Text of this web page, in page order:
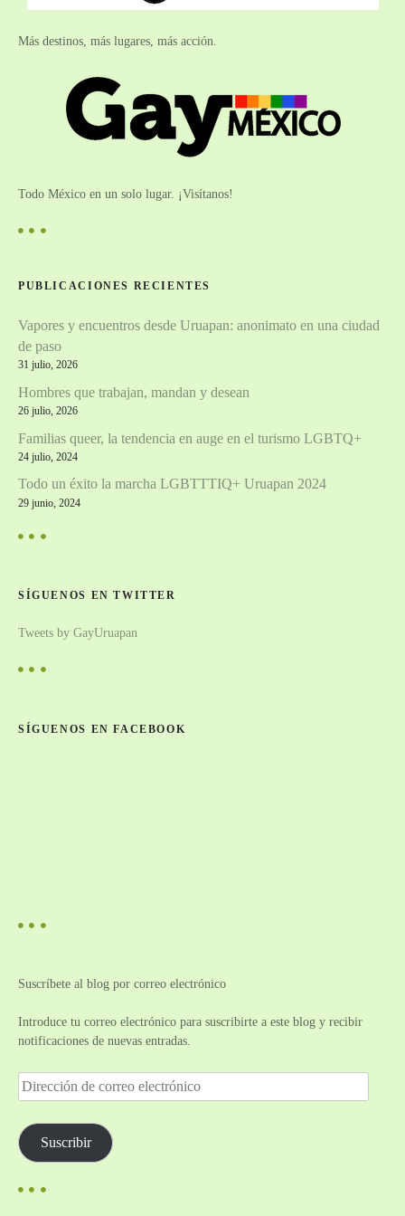
Más destinos, más lugares, más acción.
Todo México en un solo lugar. ¡Visítanos!
PUBLICACIONES RECIENTES
Vapores y encuentros desde Uruapan: anonimato en una ciudad
de paso
31 julio, 2026
Hombres que trabajan, mandan y desean
26 julio, 2026
Familias queer, la tendencia en auge en el turismo LGBTQ+
24 julio, 2024
Todo un éxito la marcha LGBTTTIQ+ Uruapan 2024
29 junio, 2024
SÍGUENOS EN TWITTER
Tweets by GayUruapan
SÍGUENOS EN FACEBOOK
Suscríbete al blog por correo electrónico
Introduce tu correo electrónico para suscribirte a este blog y recibir
notificaciones de nuevas entradas.
D
i
e
c
i
Suscribir